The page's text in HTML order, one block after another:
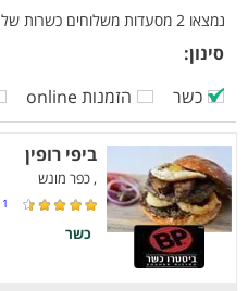
נמצאו 2 מסעדות משלוחים כשרות של פסטה בצורן
סינון:
כשר
הזמנות online
ביפי רופין
, כפר מונש
1
כשר